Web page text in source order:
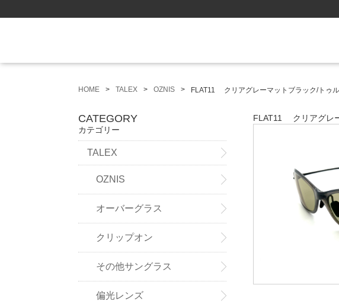
HOME TALEX OZNIS FLAT11 クリアグレーマットブラック/トゥ
FLAT11 クリアグレ
CATEGORY
カテゴリー
TALEX
OZNIS
オーバーグラス
クリップオン
その他サングラス
偏光レンズ